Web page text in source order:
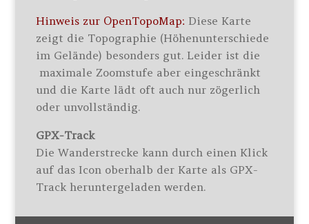
Hinweis zur OpenTopoMap: Diese Karte
zeigt die Topographie (Höhenunterschiede
im Gelände) besonders gut. Leider ist die
maximale Zoomstufe aber eingeschränkt
und die Karte lädt oft auch nur zögerlich
oder unvollständig.
GPX-Track
Die Wanderstrecke kann durch einen Klick
auf das Icon oberhalb der Karte als GPX-
Track heruntergeladen werden.